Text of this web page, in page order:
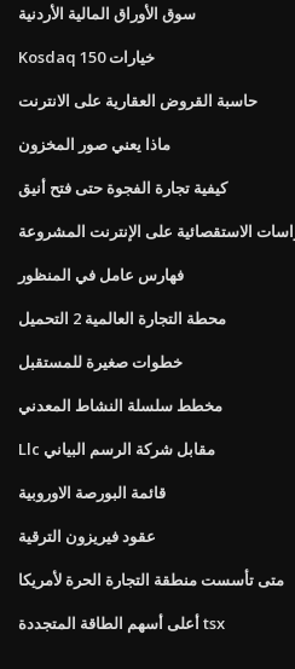
سوق الأوراق المالية الأردنية
Kosdaq 150 خيارات
حاسبة القروض العقارية على الانترنت
ماذا يعني صور المخزون
كيفية تجارة الفجوة حتى فتح أنيق
الاستقصائية على الإنترنت المشروعة
فهارس عامل في المنظور
محطة التجارة العالمية 2 التحميل
خطوات صغيرة للمستقبل
مخطط سلسلة النشاط المعدني
Llc مقابل شركة الرسم البياني
قائمة البورصة الاوروبية
عقود فيريزون الترقية
متى تأسست منطقة التجارة الحرة لأمريكا
أعلى أسهم الطاقة المتجددة tsx